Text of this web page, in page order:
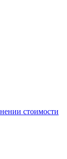
стоимости